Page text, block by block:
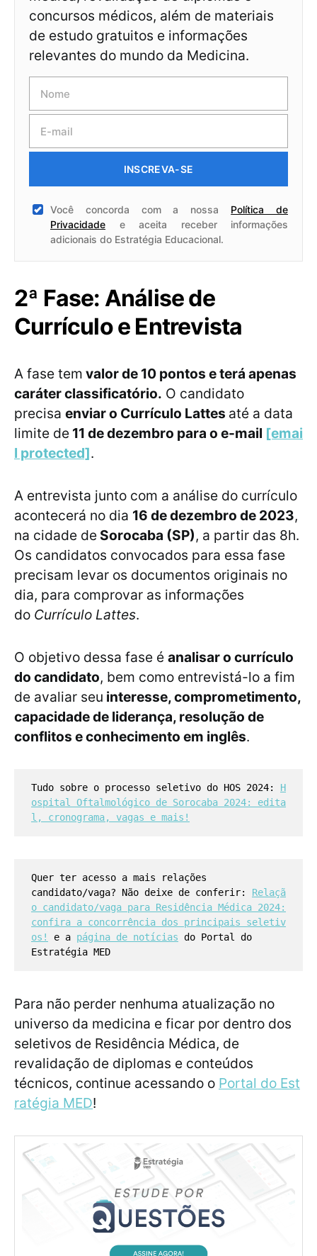
concursos médicos, além de materiais
de estudo gratuitos e informações
relevantes do mundo da Medicina.
INSCREVA-SE
Você concorda com a nossa Política de
Privacidade e aceita receber informações
adicionais do Estratégia Educacional.
2ª Fase: Análise de
Currículo e Entrevista
A fase tem valor de 10 pontos e terá apenas
caráter classificatório. O candidato
precisa enviar o Currículo Lattes até a data
limite de 11 de dezembro para o e-mail [emai
l protected].
A entrevista junto com a análise do currículo
acontecerá no dia 16 de dezembro de 2023,
na cidade de Sorocaba (SP), a partir das 8h.
Os candidatos convocados para essa fase
precisam levar os documentos originais no
dia, para comprovar as informações
do Currículo Lattes.
O objetivo dessa fase é analisar o currículo
do candidato, bem como entrevistá-lo a fim
de avaliar seu interesse, comprometimento,
capacidade de liderança, resolução de
conflitos e conhecimento em inglês.
Tudo sobre o processo seletivo do HOS 2024: H
ospital Oftalmológico de Sorocaba 2024: edita
l, cronograma, vagas e mais!
Quer ter acesso a mais relações
candidato/vaga? Não deixe de conferir: Relaçã
o candidato/vaga para Residência Médica 2024:
confira a concorrência dos principais seletiv
os!
e a página de notícias do Portal do
Estratégia MED
Para não perder nenhuma atualização no
universo da medicina e ficar por dentro dos
seletivos de Residência Médica, de
revalidação de diplomas e conteúdos
técnicos, continue acessando o Portal do Est
ratégia MED!